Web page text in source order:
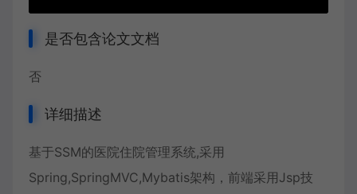
是否包含论文文档
否
详细描述
基于SSM的医院住院管理系统,采用
Spring,SpringMVC,Mybatis架构，前端采用Jsp技